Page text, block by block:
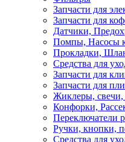
Запчасти для
Запчасти для
Датчики,
Помпы, Насосы
Прокладки,
Средства для
Запчасти для
Запчасти для
Жиклеры, свечи,
Конфорки,
Переключатели
Ручки, кнопки,
Средства для